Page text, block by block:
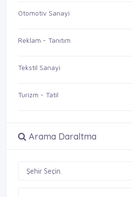
Otomotiv Sanayi
Reklam - Tanıtım
Tekstil Sanayi
Turizm - Tatil
Arama Daraltma